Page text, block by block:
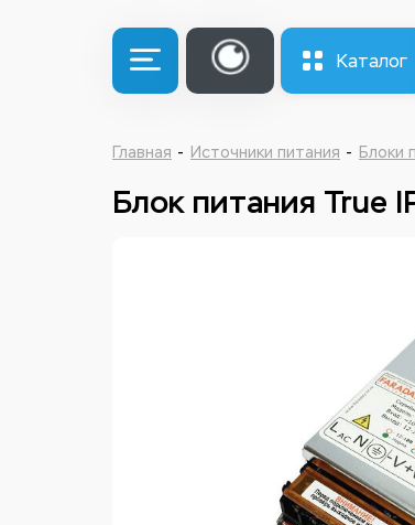
Каталог
Главная Источники питания Блоки
Блок питания True